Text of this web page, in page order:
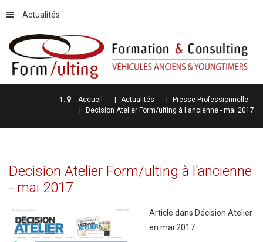
Actualités
Accueil Actualités
Presse Professionnelle
Decision Atelier Form/ulting à l'ancienne - mai 2017
Decision Atelier Form/ulting à l'ancienne
- mai 2017
Article dans Décision Atelier
en mai 2017 .